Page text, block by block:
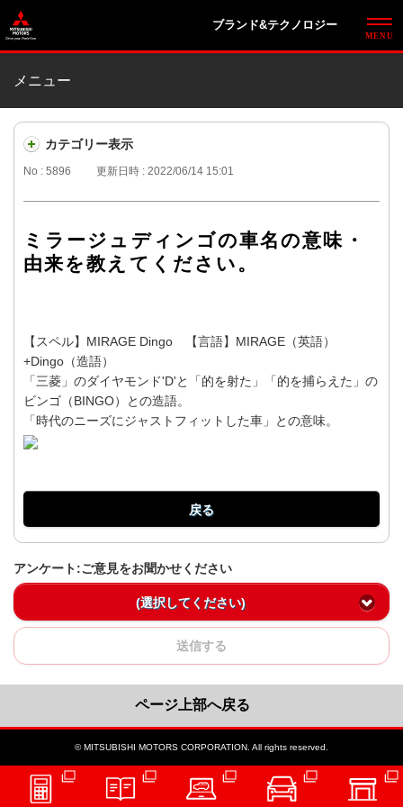
ブランド&テクノロジー
メニュー
カテゴリー表示
No : 5896 更新日時 : 2022/06/14 15:01
ミラージュディンゴの車名の意味・
由来を教えてください。
【スペル】MIRAGE Dingo 【言語】MIRAGE（英語）
+Dingo（造語）
「三菱」のダイヤモンド'D'と「的を射た」「的を捕らえた」の
ビンゴ（BINGO）との造語。
「時代のニーズにジャストフィットした車」との意味。
戻る
アンケート:ご意見をお聞かせください
(選択してください)
送信する
ページ上部へ戻る
© MITSUBISHI MOTORS CORPORATION. All rights reserved.